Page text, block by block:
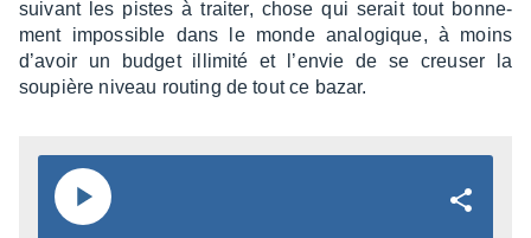
suivant les pistes à trai­ter, chose qui serait tout bonne­
ment impos­sible dans le monde analo­gique, à moins
d’avoir un budget illi­mité et l’en­vie de se creu­ser la
soupière niveau routing de tout ce bazar.